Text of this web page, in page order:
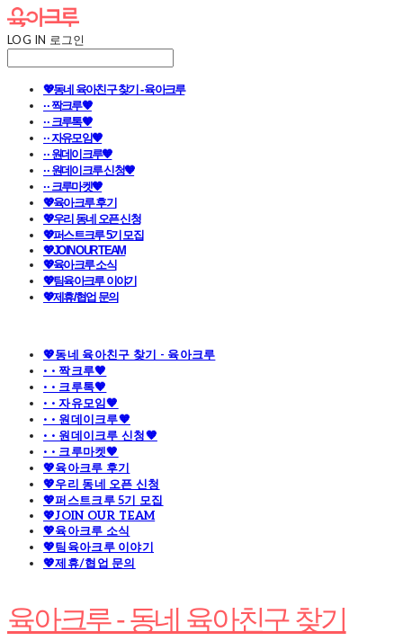
LOG IN 로그인
💖동네 육아친구 찾기 - 육아크루
· · 짝크루🧡
· · 크루톡🧡
· · 자유모임🧡
· · 원데이크루🧡
· · 원데이크루 신청🧡
· · 크루마켓🧡
💖육아크루 후기
💖우리 동네 오픈 신청
💖퍼스트크루 5기 모집
💖JOIN OUR TEAM
💖육아크루 소식
💖팀육아크루 이야기
💖제휴/협업 문의
💖동네 육아친구 찾기 - 육아크루
· · 짝크루🧡
· · 크루톡🧡
· · 자유모임🧡
· · 원데이크루🧡
· · 원데이크루 신청🧡
· · 크루마켓🧡
💖육아크루 후기
💖우리 동네 오픈 신청
💖퍼스트크루 5기 모집
💖JOIN OUR TEAM
💖육아크루 소식
💖팀육아크루 이야기
💖제휴/협업 문의
육아크루 - 동네 육아친구 찾기